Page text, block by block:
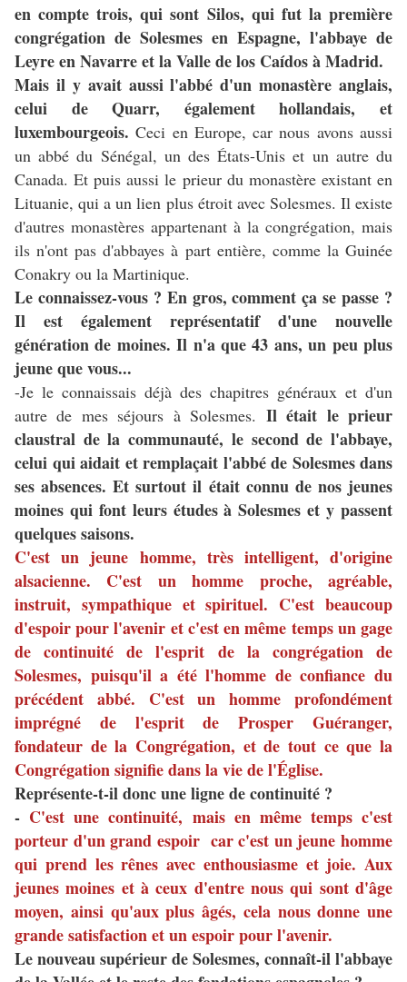
en compte trois, qui sont Silos, qui fut la première
congrégation de Solesmes en Espagne, l'abbaye de
Leyre en Navarre et la Valle de los Caídos à Madrid.
Mais il y avait aussi l'abbé d'un monastère anglais,
celui de Quarr, également hollandais, et
luxembourgeois. Ceci en Europe, car nous avons aussi
un abbé du Sénégal, un des États-Unis et un autre du
Canada. Et puis aussi le prieur du monastère existant en
Lituanie, qui a un lien plus étroit avec Solesmes. Il existe
d'autres monastères appartenant à la congrégation, mais
ils n'ont pas d'abbayes à part entière, comme la Guinée
Conakry ou la Martinique.
Le connaissez-vous ? En gros, comment ça se passe ?
Il est également représentatif d'une nouvelle
génération de moines. Il n'a que 43 ans, un peu plus
jeune que vous...
-Je le connaissais déjà des chapitres généraux et d'un
autre de mes séjours à Solesmes. Il était le prieur
claustral de la communauté, le second de l'abbaye,
celui qui aidait et remplaçait l'abbé de Solesmes dans
ses absences. Et surtout il était connu de nos jeunes
moines qui font leurs études à Solesmes et y passent
quelques saisons.
C'est un jeune homme, très intelligent, d'origine
alsacienne. C'est un homme proche, agréable,
instruit, sympathique et spirituel. C'est beaucoup
d'espoir pour l'avenir et c'est en même temps un gage
de continuité de l'esprit de la congrégation de
Solesmes, puisqu'il a été l'homme de confiance du
précédent abbé. C'est un homme profondément
imprégné de l'esprit de Prosper Guéranger,
fondateur de la Congrégation, et de tout ce que la
Congrégation signifie dans la vie de l'Église.
Représente-t-il donc une ligne de continuité ?
- C'est une continuité, mais en même temps c'est
porteur d'un grand espoir car c'est un jeune homme
qui prend les rênes avec enthousiasme et joie. Aux
jeunes moines et à ceux d'entre nous qui sont d'âge
moyen, ainsi qu'aux plus âgés, cela nous donne une
grande satisfaction et un espoir pour l'avenir.
Le nouveau supérieur de Solesmes, connaît-il l'abbaye